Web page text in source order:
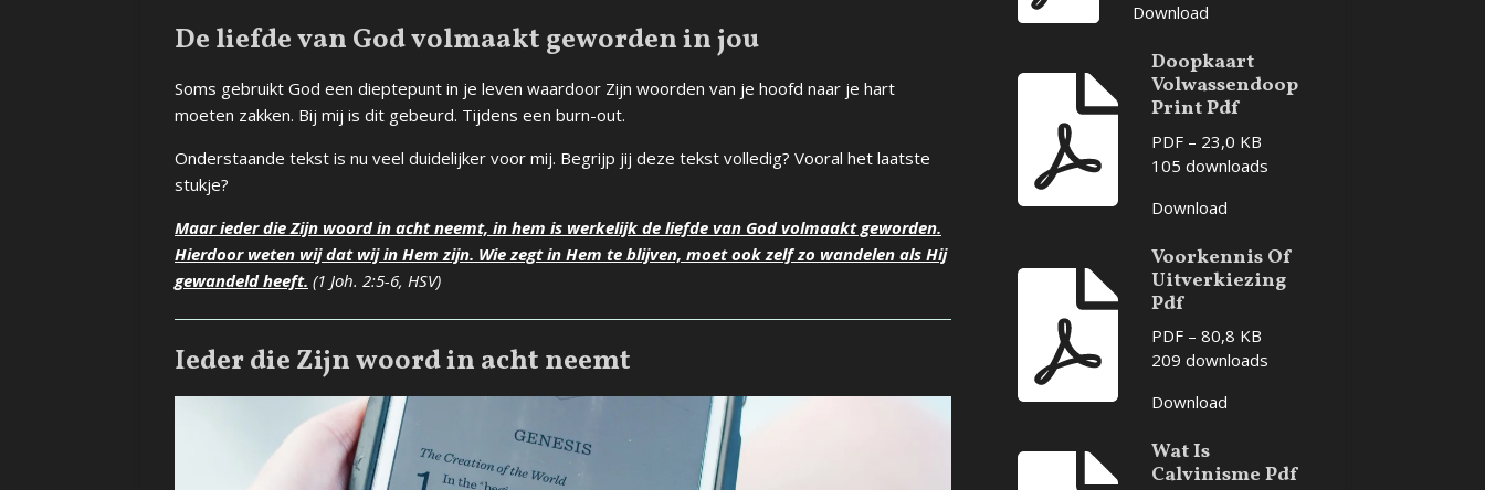
De liefde van God volmaakt geworden in jou
Soms gebruikt God een dieptepunt in je leven waardoor Zijn woorden van je hoofd naar je hart
moeten zakken. Bij mij is dit gebeurd. Tijdens een burn-out.
Onderstaande tekst is nu veel duidelijker voor mij. Begrijp jij deze tekst volledig? Vooral het laatste
stukje?
Maar ieder die Zijn woord in acht neemt, in hem is werkelijk de liefde van God volmaakt geworden.
Hierdoor weten wij dat wij in Hem zijn. Wie zegt in Hem te blijven, moet ook zelf zo wandelen als Hij
gewandeld heeft. (1 Joh. 2:5-6, HSV)
Ieder die Zijn woord in acht neemt
Download
Doopkaart
Volwassendoop
Print Pdf
PDF – 23,0 KB
105 downloads
Download
Voorkennis Of
Uitverkiezing
Pdf
PDF – 80,8 KB
209 downloads
Download
Wat Is
Calvinisme Pdf